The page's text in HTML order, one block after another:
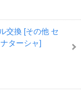
交換 [その他 セ
ターシャ]